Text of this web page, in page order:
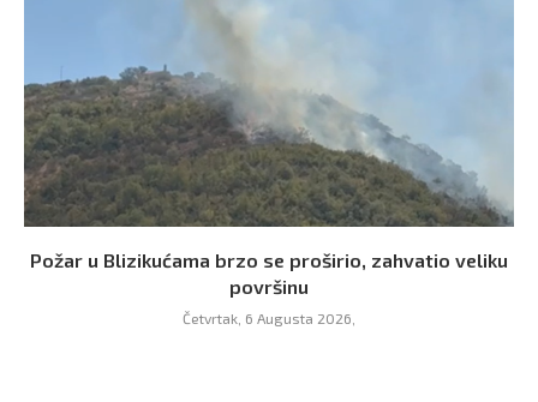
Požar u Blizikućama brzo se proširio, zahvatio veliku
površinu
Četvrtak, 6 Augusta 2026,